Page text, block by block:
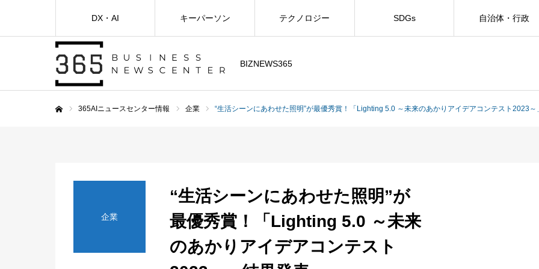
BIZNEWS365
DX・AI キーパーソン テクノロジー SDGs 自治体・行政
365AIニュースセンター情報 企業 “生活シーンにあわせた照明”が最優秀賞！「Lighting 5.0 ～未来のあかりアイデアコンテスト2023～
企業
“生活シーンにあわせた照明”が
最優秀賞！「Lighting 5.0 ～未来
のあかりアイデアコンテスト